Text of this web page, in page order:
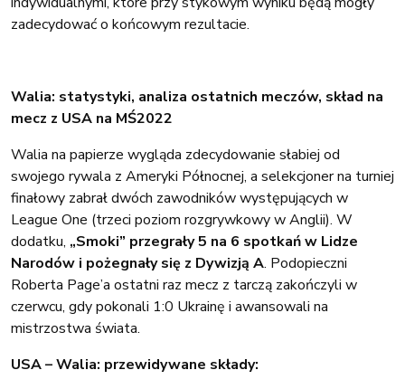
zadecydować o końcowym rezultacie.
Walia: statystyki, analiza ostatnich meczów, skład na
mecz z USA na MŚ2022
Walia na papierze wygląda zdecydowanie słabiej od
swojego rywala z Ameryki Północnej, a selekcjoner na turniej
finałowy zabrał dwóch zawodników występujących w
League One (trzeci poziom rozgrywkowy w Anglii). W
dodatku, „Smoki” przegrały 5 na 6 spotkań w Lidze
Narodów i pożegnały się z Dywizją A. Podopieczni
Roberta Page’a ostatni raz mecz z tarczą zakończyli w
czerwcu, gdy pokonali 1:0 Ukrainę i awansowali na
mistrzostwa świata.
USA – Walia: przewidywane składy: